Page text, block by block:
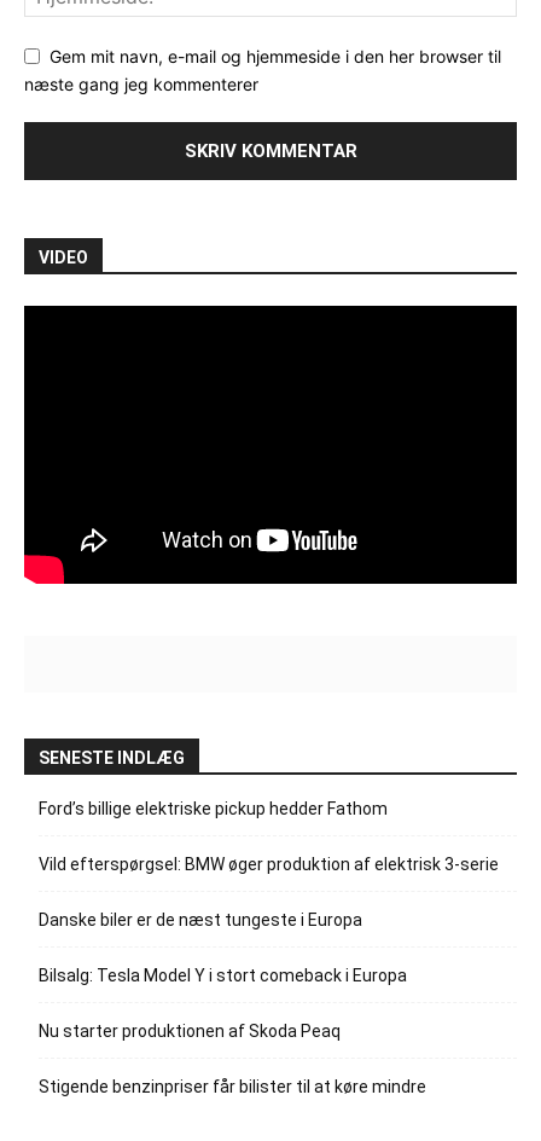
Gem mit navn, e-mail og hjemmeside i den her browser til
næste gang jeg kommenterer
VIDEO
SENESTE INDLÆG
Ford’s billige elektriske pickup hedder Fathom
Vild efterspørgsel: BMW øger produktion af elektrisk 3-serie
Danske biler er de næst tungeste i Europa
Bilsalg: Tesla Model Y i stort comeback i Europa
Nu starter produktionen af Skoda Peaq
Stigende benzinpriser får bilister til at køre mindre